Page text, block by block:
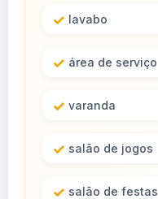
lavabo
área de serviço
varanda
salão de jogos
salão de festas